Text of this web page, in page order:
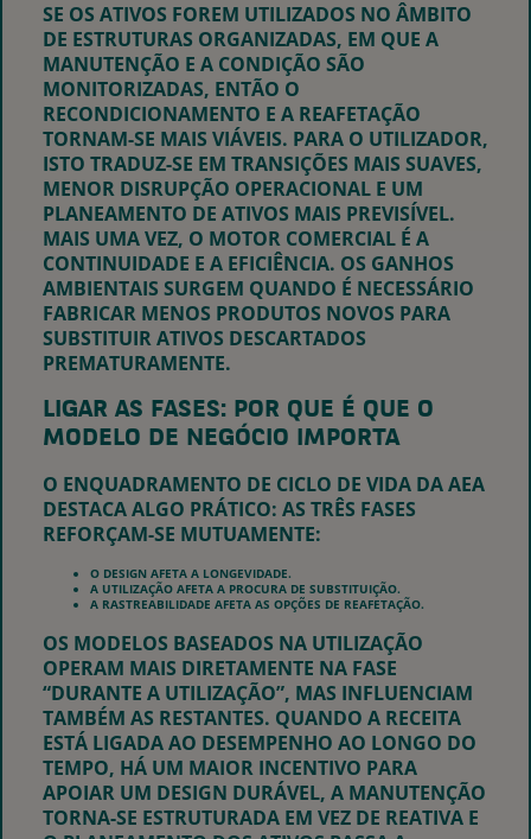
SE OS ATIVOS FOREM UTILIZADOS NO ÂMBITO
DE ESTRUTURAS ORGANIZADAS, EM QUE A
MANUTENÇÃO E A CONDIÇÃO SÃO
MONITORIZADAS, ENTÃO O
RECONDICIONAMENTO E A REAFETAÇÃO
TORNAM-SE MAIS VIÁVEIS. PARA O UTILIZADOR,
ISTO TRADUZ-SE EM TRANSIÇÕES MAIS SUAVES,
MENOR DISRUPÇÃO OPERACIONAL E UM
PLANEAMENTO DE ATIVOS MAIS PREVISÍVEL.
MAIS UMA VEZ, O MOTOR COMERCIAL É A
CONTINUIDADE E A EFICIÊNCIA. OS GANHOS
AMBIENTAIS SURGEM QUANDO É NECESSÁRIO
FABRICAR MENOS PRODUTOS NOVOS PARA
SUBSTITUIR ATIVOS DESCARTADOS
PREMATURAMENTE.
LIGAR AS FASES: POR QUE É QUE O
MODELO DE NEGÓCIO IMPORTA
O ENQUADRAMENTO DE CICLO DE VIDA DA AEA
DESTACA ALGO PRÁTICO: AS TRÊS FASES
REFORÇAM-SE MUTUAMENTE:
O DESIGN AFETA A LONGEVIDADE.
A UTILIZAÇÃO AFETA A PROCURA DE SUBSTITUIÇÃO.
A RASTREABILIDADE AFETA AS OPÇÕES DE REAFETAÇÃO.
OS MODELOS BASEADOS NA UTILIZAÇÃO
OPERAM MAIS DIRETAMENTE NA FASE
“DURANTE A UTILIZAÇÃO”, MAS INFLUENCIAM
TAMBÉM AS RESTANTES. QUANDO A RECEITA
ESTÁ LIGADA AO DESEMPENHO AO LONGO DO
TEMPO, HÁ UM MAIOR INCENTIVO PARA
APOIAR UM DESIGN DURÁVEL, A MANUTENÇÃO
TORNA-SE ESTRUTURADA EM VEZ DE REATIVA E